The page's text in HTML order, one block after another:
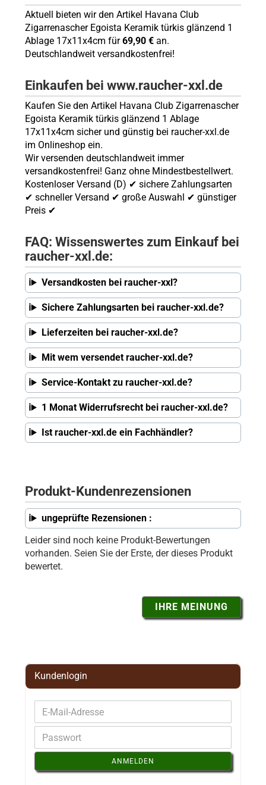
Aktuell bieten wir den Artikel Havana Club
Zigarrenascher Egoista Keramik türkis glänzend 1
Ablage 17x11x4cm für69,90 €an.
Deutschlandweit versandkostenfrei!
Einkaufen bei www.raucher-xxl.de
Kaufen Sie den Artikel Havana Club Zigarrenascher
Egoista Keramik türkis glänzend 1 Ablage
17x11x4cm sicher und günstig bei raucher-xxl.de
im Onlineshop ein.
Wir versenden deutschlandweit immer
versandkostenfrei! Ganz ohne Mindestbestellwert.
Kostenloser Versand (D) ✔ sichere Zahlungsarten
✔ schneller Versand ✔ große Auswahl ✔ günstiger
Preis ✔
FAQ: Wissenswertes zum Einkauf bei
raucher-xxl.de:
Versandkosten bei raucher-xxl?
Sichere Zahlungsarten bei raucher-xxl.de?
Lieferzeiten bei raucher-xxl.de?
Mit wem versendet raucher-xxl.de?
Service-Kontakt zu raucher-xxl.de?
1 Monat Widerrufsrecht bei raucher-xxl.de?
Ist raucher-xxl.de ein Fachhändler?
Produkt-Kundenrezensionen
ungeprüfte Rezensionen :
Leider sind noch keine Produkt-Bewertungen
vorhanden. Seien Sie der Erste, der dieses Produkt
bewertet.
IHRE MEINUNG
Kundenlogin
ANMELDEN